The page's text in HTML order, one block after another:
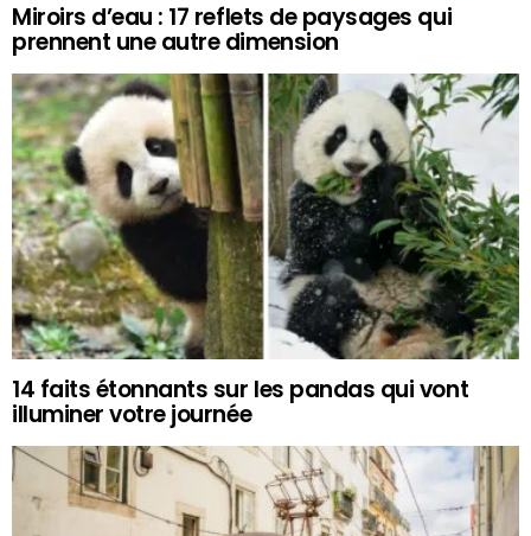
Miroirs d’eau : 17 reflets de paysages qui
prennent une autre dimension
14 faits étonnants sur les pandas qui vont
illuminer votre journée